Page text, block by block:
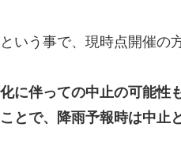
いう事で、現時点開催の
に伴っての中止の可能性
とで、降雨予報時は中止